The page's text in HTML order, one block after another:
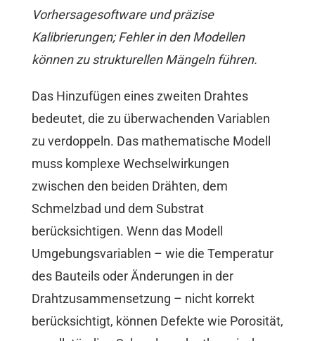
Vorhersagesoftware und präzise
Kalibrierungen; Fehler in den Modellen
können zu strukturellen Mängeln führen.
Das Hinzufügen eines zweiten Drahtes
bedeutet, die zu überwachenden Variablen
zu verdoppeln. Das mathematische Modell
muss komplexe Wechselwirkungen
zwischen den beiden Drähten, dem
Schmelzbad und dem Substrat
berücksichtigen. Wenn das Modell
Umgebungsvariablen – wie die Temperatur
des Bauteils oder Änderungen in der
Drahtzusammensetzung – nicht korrekt
berücksichtigt, können Defekte wie Porosität,